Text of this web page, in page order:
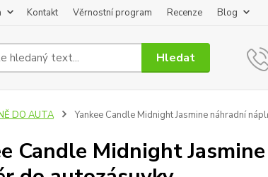
Kontakt Věrnostní program Recenze Blog
Hledat
DO AUTA Yankee Candle Midnight Jasmine náhradní
Candle Midnight